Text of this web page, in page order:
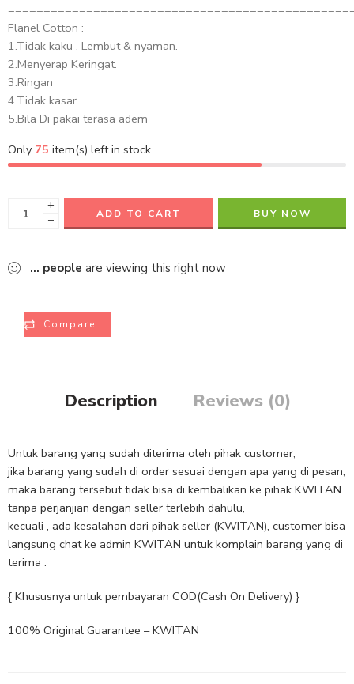
Flanel Cotton :
1.Tidak kaku , Lembut & nyaman.
2.Menyerap Keringat.
3.Ringan
4.Tidak kasar.
5.Bila Di pakai terasa adem
Only 75 item(s) left in stock.
+
−
ADD TO CART BUY NOW
... people are viewing this right now
Compare
Description Reviews (0)
Untuk barang yang sudah diterima oleh pihak customer,
jika barang yang sudah di order sesuai dengan apa yang di pesan,
maka barang tersebut tidak bisa di kembalikan ke pihak KWITAN
tanpa perjanjian dengan seller terlebih dahulu,
kecuali , ada kesalahan dari pihak seller (KWITAN), customer bisa
langsung chat ke admin KWITAN untuk komplain barang yang di
terima .
{ Khususnya untuk pembayaran COD(Cash On Delivery) }
100% Original Guarantee – KWITAN